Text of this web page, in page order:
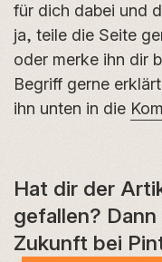
für dich dabei und
ja, teile die Seite
oder merke ihn dir
Begriff gerne
ihn unten in die
Hat dir der
gefallen?
Zukunft bei